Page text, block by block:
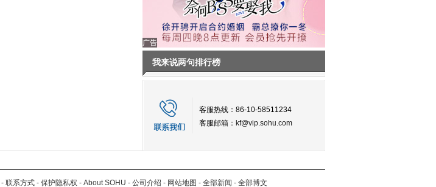
广告
我来说两句排行榜
客服热线：86-10-58511234
客服邮箱： kf@vip.sohu.com
- 联系方式 - 保护隐私权 - About SOHU - 公司介绍 - 网站地图 - 全部新闻 - 全部博文